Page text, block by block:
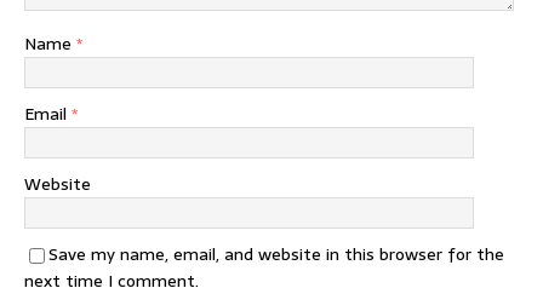
Name *
Email *
Website
Save my name, email, and website in this browser for the
next time I comment.